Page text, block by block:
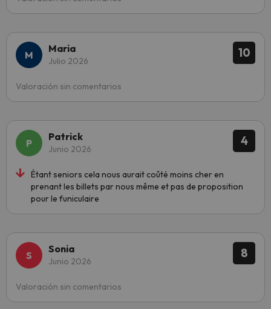
10
Maria
Julio 2026
Valoración sin comentarios
4
Patrick
Junio 2026
Étant seniors cela nous aurait coûté moins cher en
prenant les billets par nous même et pas de proposition
pour le funiculaire
8
Sonia
Junio 2026
Valoración sin comentarios